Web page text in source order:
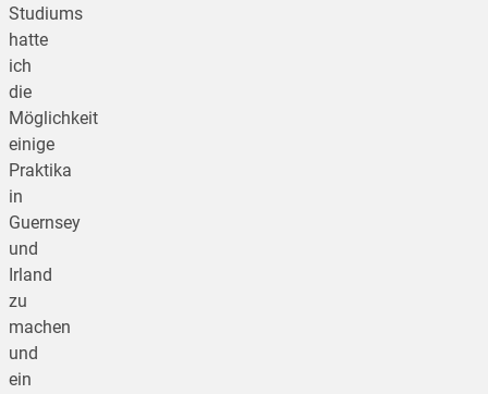
Studiums
hatte
ich
die
Möglichkeit
einige
Praktika
in
Guernsey
und
Irland
zu
machen
und
ein